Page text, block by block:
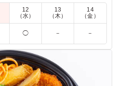
豊かな味わいをお楽しみくださ
煮」か「サバの麴焼き」か「鶏
」からお選びいただけます。下
い。(画像は「鶏の照り焼き」)
パン
12
（水）
13
（木）
14
（金）
◯ － －